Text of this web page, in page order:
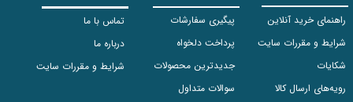
راهنمای خرید آنلاین
شرایط و مقررات سایت
شکایات
رویه‌های ارسال کالا
پیگیری سفارشات
پرداخت دلخواه
جدیدترین محصولات
سوالات متداول
تماس با ما
درباره ما
شرایط و مقررات سایت